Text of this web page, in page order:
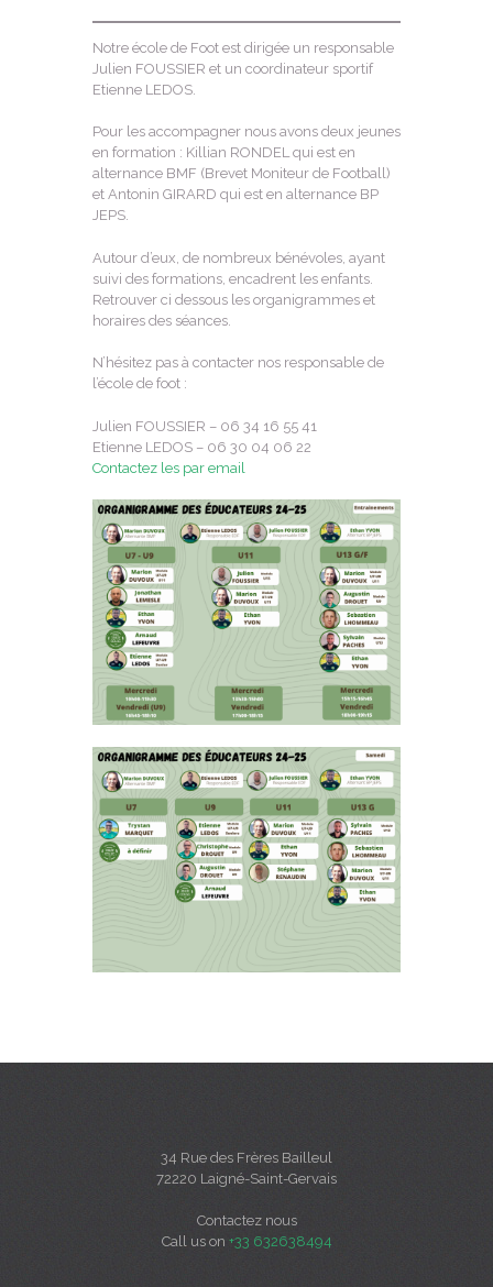
Notre école de Foot est dirigée un responsable
Julien FOUSSIER et un coordinateur sportif
Etienne LEDOS.
Pour les accompagner nous avons deux jeunes
en formation : Killian RONDEL qui est en
alternance BMF (Brevet Moniteur de Football)
et Antonin GIRARD qui est en alternance BP
JEPS.
Autour d’eux, de nombreux bénévoles, ayant
suivi des formations, encadrent les enfants.
Retrouver ci dessous les organigrammes et
horaires des séances.
N’hésitez pas à contacter nos responsable de
l’école de foot :
Julien FOUSSIER – 06 34 16 55 41‬
Etienne LEDOS – ‭06 30 04 06 22‬
Contactez les par email
34 Rue des Frères Bailleul
72220 Laigné-Saint-Gervais
Contactez nous
Call us on +33 632638494